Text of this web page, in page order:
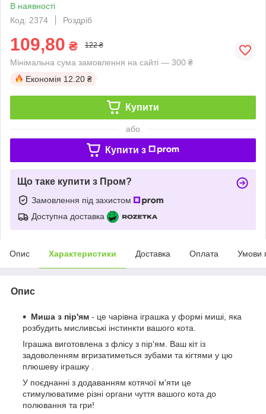
В наявності
Код: 2374
Роздріб
109,80 ₴ 122 ₴
Мінімальна сума замовлення на сайті — 300 ₴
Економія 12.20 ₴
Купити
або
Купити з
Що таке купити з Пром?
Замовлення під захистом
Доступна доставка
Опис Характеристики Доставка Оплата Умови
Опис
Миша з пір'ям - це чарівна іграшка у формі миші, яка
розбудить мисливські інстинкти вашого кота.
Іграшка виготовлена з флісу з пір'ям. Ваш кіт із
задоволенням вгризатиметься зубами та кігтями у цю
плюшеву іграшку .
У поєднанні з додаванням котячої м'яти це
стимулюватиме різні органи чуття вашого кота до
полювання та гри!